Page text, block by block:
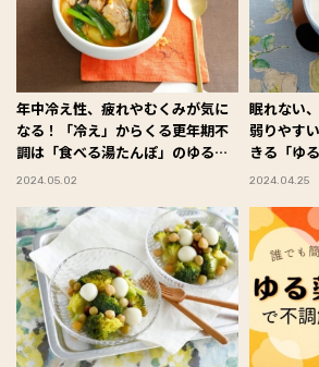
年中冷え性、疲れやむくみが気に
なる！「冷え」からくる更年期不
調は「食べる湯たんぽ」のゆる薬
膳で乗り切る！
2024.05.02
眠れない
弱りやす
きる「ゆ
2024.04.25